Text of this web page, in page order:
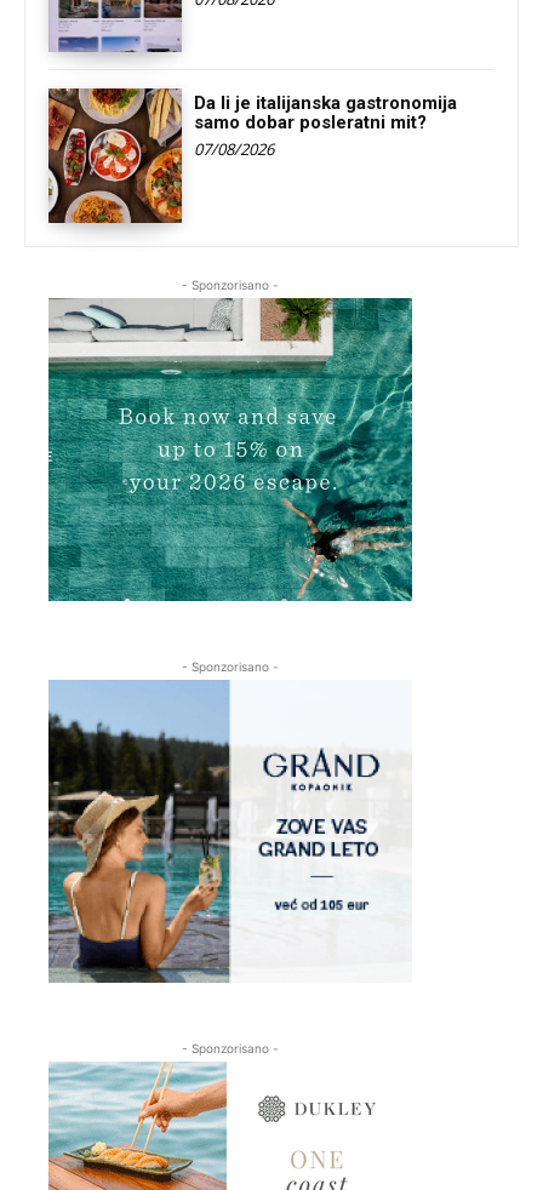
Da li je italijanska gastronomija
samo dobar posleratni mit?
07/08/2026
- Sponzorisano -
- Sponzorisano -
- Sponzorisano -